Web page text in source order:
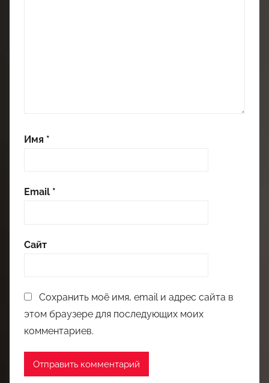
Имя *
Email *
Сайт
Сохранить моё имя, email и адрес сайта в
этом браузере для последующих моих
комментариев.